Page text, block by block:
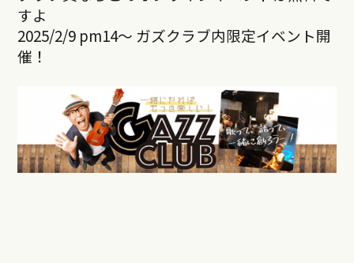
すよ
2025/2/9 pm14～ ガズクラブ内限定イベント開
催！